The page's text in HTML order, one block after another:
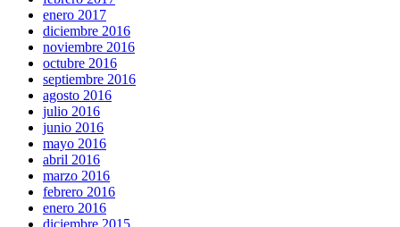
enero 2017
diciembre 2016
noviembre 2016
octubre 2016
septiembre 2016
agosto 2016
julio 2016
junio 2016
mayo 2016
abril 2016
marzo 2016
febrero 2016
enero 2016
diciembre 2015